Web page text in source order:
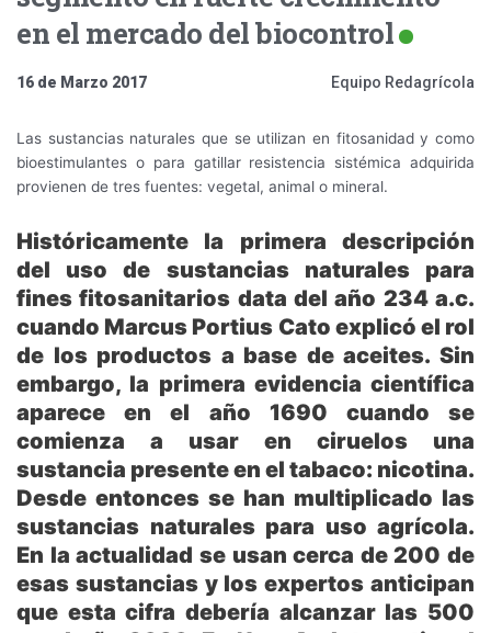
en el mercado del biocontrol
16 de Marzo 2017 Equipo Redagrícola
Las sustancias naturales que se utilizan en fitosanidad y como
bioestimulantes o para gatillar resistencia sistémica adquirida
provienen de tres fuentes: vegetal, animal o mineral.
Históricamente la primera descripción
del uso de sustancias naturales para
fines fitosanitarios data del año 234 a.c.
cuando Marcus Portius Cato explicó el rol
de los productos a base de aceites. Sin
embargo, la primera evidencia científica
aparece en el año 1690 cuando se
comienza a usar en ciruelos una
sustancia presente en el tabaco: nicotina.
Desde entonces se han multiplicado las
sustancias naturales para uso agrícola.
En la actualidad se usan cerca de 200 de
esas sustancias y los expertos anticipan
que esta cifra debería alcanzar las 500